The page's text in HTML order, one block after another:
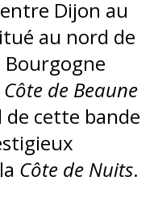
Dijon au
au nord de
Bourgogne
Côte de Beaune
cette bande
Côte de Nuits.